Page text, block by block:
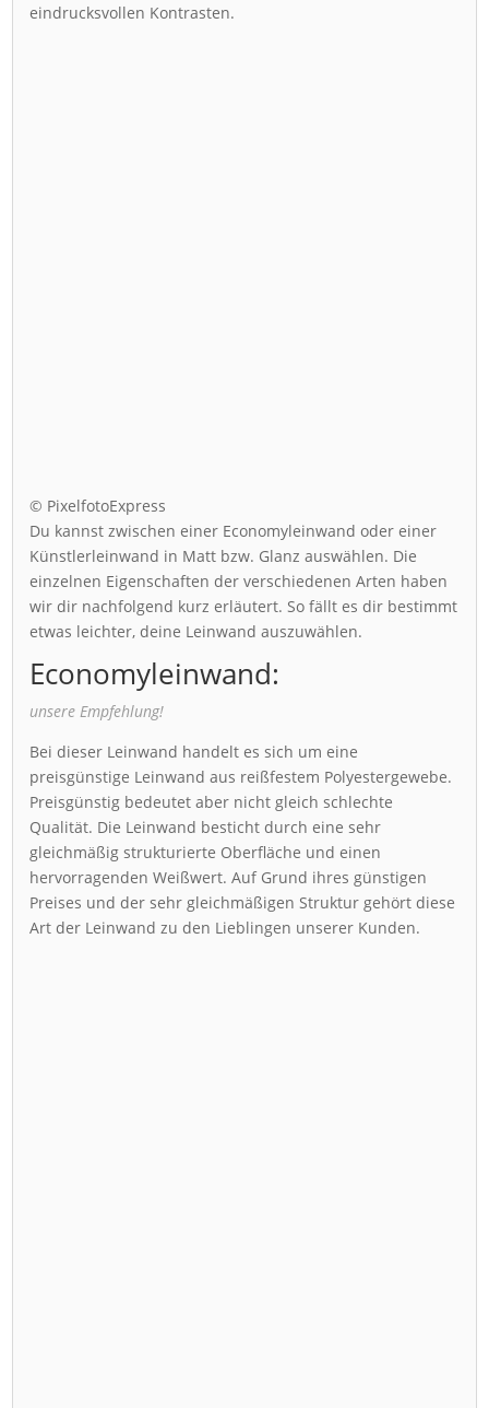
eindrucksvollen Kontrasten.
© PixelfotoExpress
Du kannst zwischen einer Economyleinwand oder einer
Künstlerleinwand in Matt bzw. Glanz auswählen. Die
einzelnen Eigenschaften der verschiedenen Arten haben
wir dir nachfolgend kurz erläutert. So fällt es dir bestimmt
etwas leichter, deine Leinwand auszuwählen.
Economyleinwand:
unsere Empfehlung!
Bei dieser Leinwand handelt es sich um eine
preisgünstige Leinwand aus reißfestem Polyestergewebe.
Preisgünstig bedeutet aber nicht gleich schlechte
Qualität. Die Leinwand besticht durch eine sehr
gleichmäßig strukturierte Oberfläche und einen
hervorragenden Weißwert. Auf Grund ihres günstigen
Preises und der sehr gleichmäßigen Struktur gehört diese
Art der Leinwand zu den Lieblingen unserer Kunden.